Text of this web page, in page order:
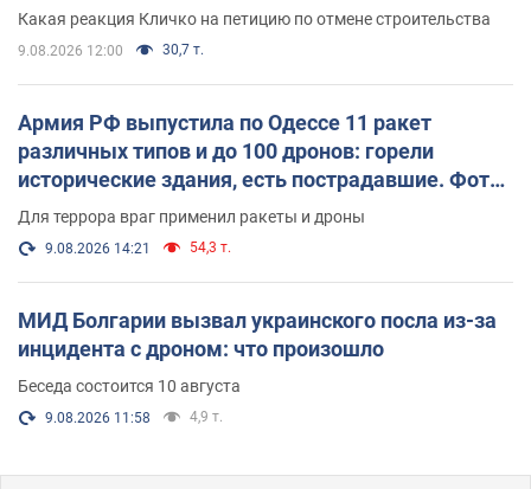
Какая реакция Кличко на петицию по отмене строительства
9.08.2026 12:00 30,7 т.
Армия РФ выпустила по Одессе 11 ракет
различных типов и до 100 дронов: горели
исторические здания, есть пострадавшие. Фото
и видео
Для террора враг применил ракеты и дроны
9.08.2026 14:21 54,3 т.
МИД Болгарии вызвал украинского посла из-за
инцидента с дроном: что произошло
Беседа состоится 10 августа
9.08.2026 11:58 4,9 т.